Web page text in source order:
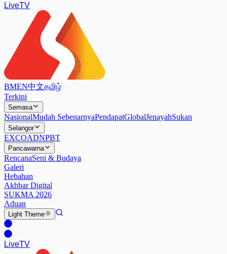
LiveTV
BMEN中文தமிழ்
Terkini
Semasa
NasionalMudah SebenarnyaPendapatGlobalJenayahSukan
Selangor
EXCOADNPBT
Pancawarna
RencanaSeni & Budaya
Galeri
Hebahan
Akhbar Digital
SUKMA 2026
Aduan
Light Theme
LiveTV